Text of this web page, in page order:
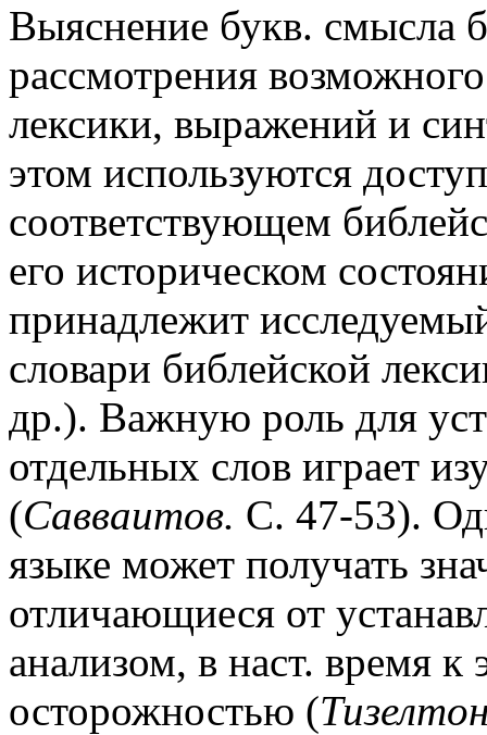
Выяснение букв. смысла
рассмотрения
лексики, выражений и
этом используются
соответствующем
его историческом
принадлежит
словари библейской
др.). Важную роль для
отдельных слов играет
(Савваитов. С. 47-53).
языке может получать
отличающиеся от
анализом, в наст. время к
осторожностью (